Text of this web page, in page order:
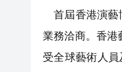
首屆香港演藝
業務洽商。香港
受全球藝術人